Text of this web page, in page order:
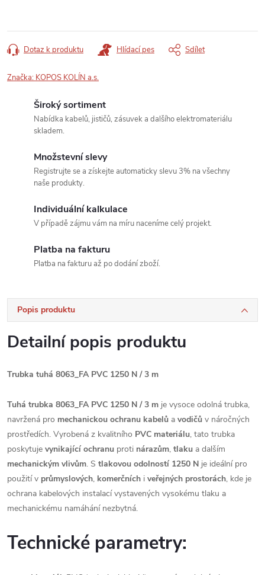
Dotaz k produktu Hlídací pes Sdílet
Značka: KOPOS KOLÍN a.s.
Široký sortiment
Nabídka kabelů, jističů, zásuvek a dalšího elektromateriálu
skladem.
Množstevní slevy
Registrujte se a získejte automaticky slevu 3% na všechny
naše produkty.
Individuální kalkulace
V případě zájmu vám na míru naceníme celý projekt.
Platba na fakturu
Platba na fakturu až po dodání zboží.
Popis produktu
Detailní popis produktu
Trubka tuhá 8063_FA PVC 1250 N / 3 m
Tuhá trubka 8063_FA PVC 1250 N / 3 m je vysoce odolná trubka,
navržená pro mechanickou ochranu kabelů a vodičů v náročných
prostředích. Vyrobená z kvalitního PVC materiálu, tato trubka
poskytuje vynikající ochranu proti nárazům, tlaku a dalším
mechanickým vlivům. S tlakovou odolností 1250 N je ideální pro
použití v průmyslových, komerčních i veřejných prostorách, kde je
ochrana kabelových instalací vystavených vysokému tlaku a
mechanickému namáhání nezbytná.
Technické parametry: